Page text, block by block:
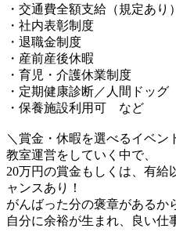
・交通費全額支給（規定あり）
・社内表彰制度
・退職金制度
・産前産後休暇
・育児・介護休業制度
・定期健康診断／人間ドッグ
・保養施設利用可 など
＼賞金・休暇を選べるイベン
教室運営をしていく中で、
20万円の賞金もしくは、有給
ャンスあり！
がんばった分の褒章があるか
自分に余裕が生まれ、良い仕